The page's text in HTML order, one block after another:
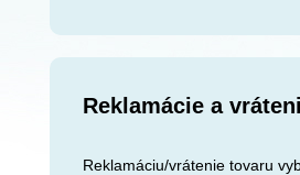
Reklamácie a
Reklamáciu/vrátenie tovaru